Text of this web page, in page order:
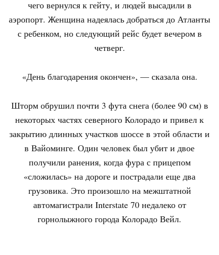
чего вернулся к гейту, и людей высадили в
аэропорт. Женщина надеялась добраться до Атланты
с ребенком, но следующий рейс будет вечером в
четверг.
«День благодарения окончен», — сказала она.
Шторм обрушил почти 3 фута снега (более 90 см) в
некоторых частях северного Колорадо и привел к
закрытию длинных участков шоссе в этой области и
в Вайоминге. Один человек был убит и двое
получили ранения, когда фура с прицепом
«сложилась» на дороге и пострадали еще два
грузовика. Это произошло на межштатной
автомагистрали Interstate 70 недалеко от
горнолыжного города Колорадо Вейл.